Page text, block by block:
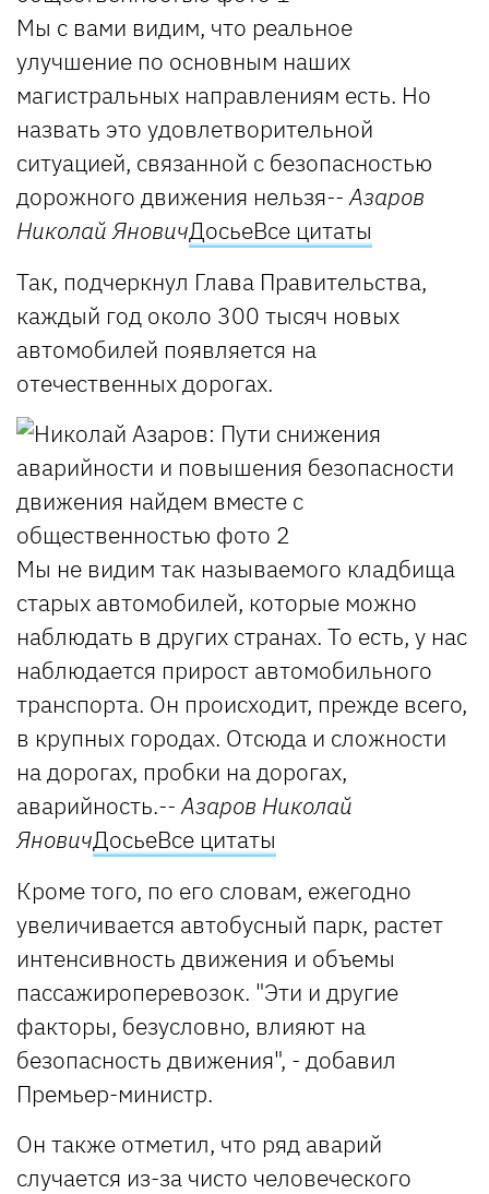
Мы с вами видим, что реальное
улучшение по основным наших
магистральных направлениям есть. Но
назвать это удовлетворительной
ситуацией, связанной с безопасностью
дорожного движения нельзя-- Азаров
Николай ЯновичДосьеВсе цитаты
Так, подчеркнул Глава Правительства,
каждый год около 300 тысяч новых
автомобилей появляется на
отечественных дорогах.
Мы не видим так называемого кладбища
старых автомобилей, которые можно
наблюдать в других странах. То есть, у нас
наблюдается прирост автомобильного
транспорта. Он происходит, прежде всего,
в крупных городах. Отсюда и сложности
на дорогах, пробки на дорогах,
аварийность.-- Азаров Николай
ЯновичДосьеВсе цитаты
Кроме того, по его словам, ежегодно
увеличивается автобусный парк, растет
интенсивность движения и объемы
пассажироперевозок. "Эти и другие
факторы, безусловно, влияют на
безопасность движения", - добавил
Премьер-министр.
Он также отметил, что ряд аварий
случается из-за чисто человеческого